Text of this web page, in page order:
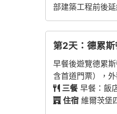
部建築工程前後
第2天：德累
早餐後遊覽德累
含首道門票），
三餐早餐：飯
住宿 維爾茨堡